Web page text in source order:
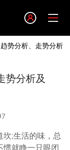
势分析、走势分析
势分析及
坎;生活的味，总
就睁一只眼闭